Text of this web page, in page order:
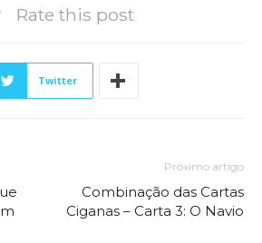
Rate this post
Twitter
Próximo artigo
Combinação das Cartas
Ciganas – Carta 3: O Navio